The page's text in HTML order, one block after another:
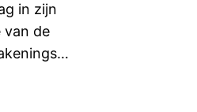
in zijn
van de